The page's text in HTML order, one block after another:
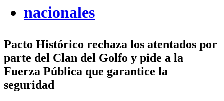
nacionales
Pacto Histórico rechaza los atentados por
parte del Clan del Golfo y pide a la
Fuerza Pública que garantice la
seguridad